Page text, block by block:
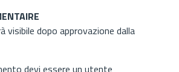
visibile dopo approvazione dalla
devi essere un utente